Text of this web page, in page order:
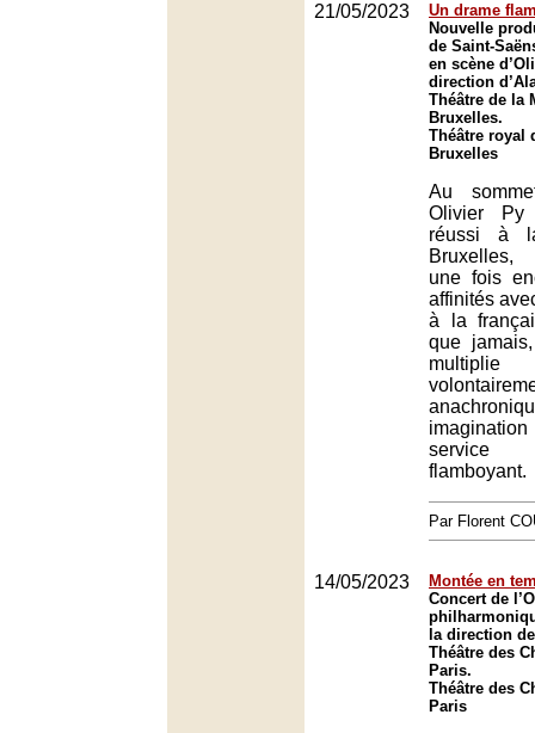
21/05/2023
Un drame
Nouvelle
de Saint-
en scène
direction
Théâtre de la
Bruxelles.
Théâtre royal
Bruxelles
Au
Olivier
réussi à
Bruxelles,
une fois
affinités
à la
que
multiplie
service
flamboyant.
Par Florent
14/05/2023
Montée en
Concert de
la direction
Théâtre des
Paris.
Théâtre des
Paris